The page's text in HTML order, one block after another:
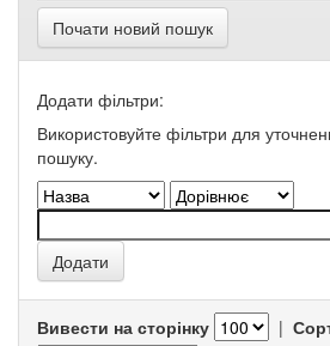
Почати новий пошук
Додати фільтри:
Використовуйте фільтри для
пошуку.
Вивести на сторінку |